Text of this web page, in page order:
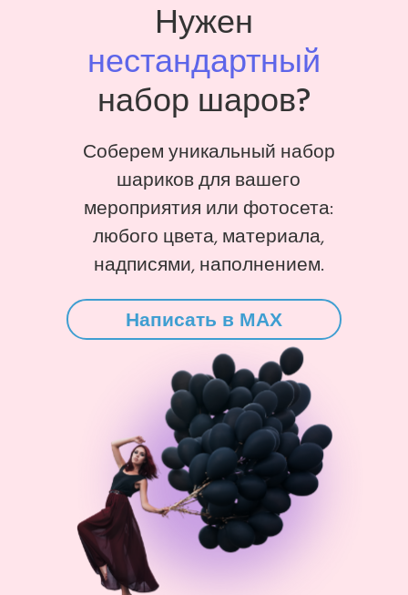
Нужен
нестандартный
набор шаров?
Соберем уникальный набор
шариков для вашего
мероприятия или фотосета:
любого цвета, материала,
надписями, наполнением.
Написать в MAX